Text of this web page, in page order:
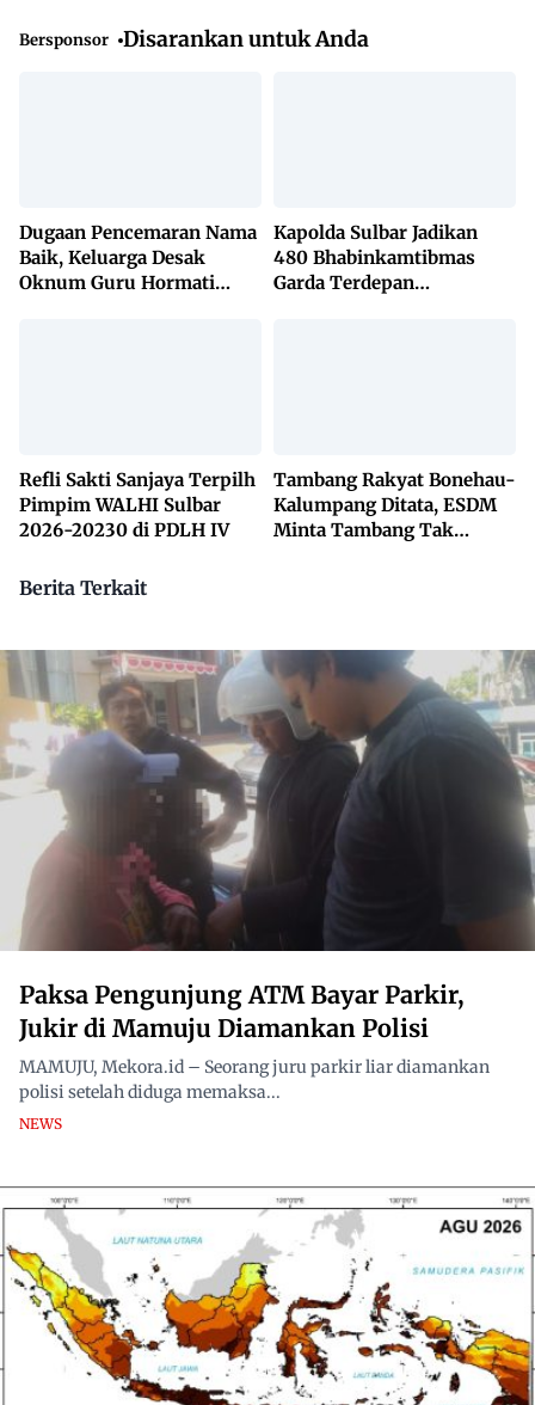
Bersponsor Disarankan untuk Anda
Dugaan Pencemaran Nama
Baik, Keluarga Desak
Oknum Guru Hormati
Kapolda Sulbar Jadikan
480 Bhabinkamtibmas
Garda Terdepan
Refli Sakti Sanjaya Terpilh
Pimpim WALHI Sulbar
2026-20230 di PDLH IV
Tambang Rakyat Bonehau-
Kalumpang Ditata, ESDM
Minta Tambang Tak
Berita Terkait
Paksa Pengunjung ATM Bayar Parkir,
Jukir di Mamuju Diamankan Polisi
MAMUJU, Mekora.id – Seorang juru parkir liar diamankan
polisi setelah diduga memaksa...
NEWS